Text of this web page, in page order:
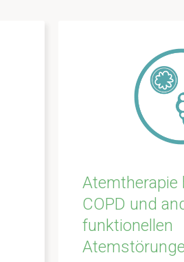
Atemtherapie
COPD und
funktionellen